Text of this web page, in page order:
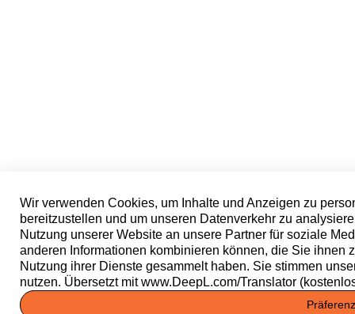
Wir verwenden Cookies, um Inhalte und Anzeigen zu
bereitzustellen und um unseren Datenverkehr zu
Nutzung unserer Website an unsere Partner für soziale
anderen Informationen kombinieren können, die Sie ihnen
Nutzung ihrer Dienste gesammelt haben. Sie stimmen
nutzen. Übersetzt mit www.DeepL.com/Translator
Präferenz